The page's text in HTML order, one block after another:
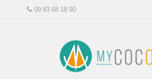
09 83 68 18 90